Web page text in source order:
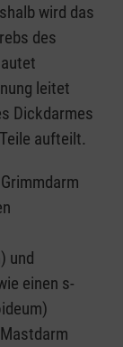
wird das
des
leitet
Dickdarmes
aufteilt.
und
einen s-